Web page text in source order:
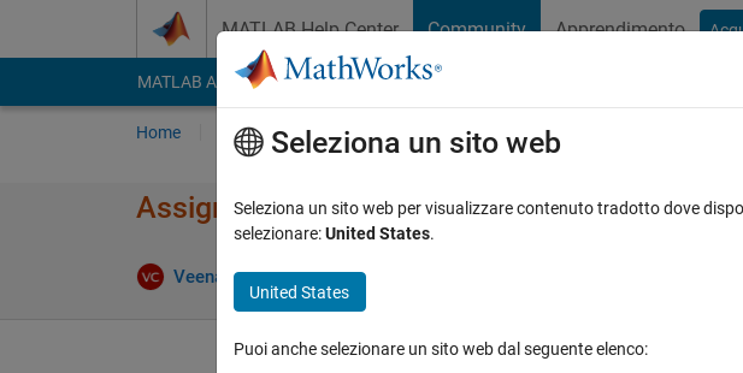
MATLAB Help Center Community Apprendimento
MATLAB Answers File Exchange Cody
Home Poni una domanda Risposta Naviga
Assign specific colors to labelmatrix objects
Veena Chatti 6 Ott 2020
Seleziona un sito web
Seleziona un sito web per visualizzare contenuto tradotto dove
selezionare:United States.
United States
Puoi anche selezionare un sito web dal seguente elenco: